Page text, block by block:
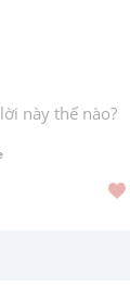
này thế nào?